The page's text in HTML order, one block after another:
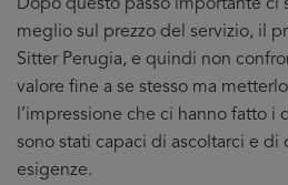
Dopo questo passo importante ci
meglio sul prezzo del servizio, il
Sitter Perugia, e quindi non
valore fine a se stesso ma
l’impressione che ci hanno fatto i
sono stati capaci di ascoltarci e di
esigenze.